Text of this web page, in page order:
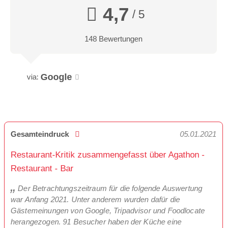
4,7 / 5
148 Bewertungen
via: Google
Gesamteindruck 05.01.2021
Restaurant-Kritik zusammengefasst über Agathon -
Restaurant - Bar
Der Betrachtungszeitraum für die folgende Auswertung
war Anfang 2021. Unter anderem wurden dafür die
Gästemeinungen von Google, Tripadvisor und Foodlocate
herangezogen. 91 Besucher haben der Küche eine